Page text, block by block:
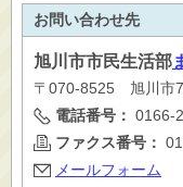
お問い合わせ先
旭川市市民生活部
〒070-8525 旭川市
電話番号： 0166-
ファクス番号：
メールフォーム